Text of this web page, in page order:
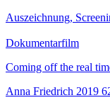
Auszeichnung,
Dokumentarfilm
Coming off the real
Anna Friedrich 2019